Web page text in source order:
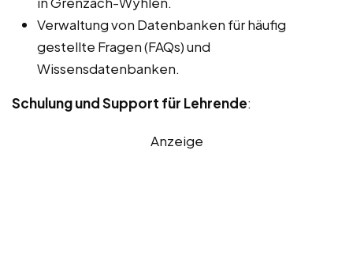
Verwaltung von Datenbanken für häufig
gestellte Fragen (FAQs) und
Wissensdatenbanken.
Schulung und Support für Lehrende:
Anzeige